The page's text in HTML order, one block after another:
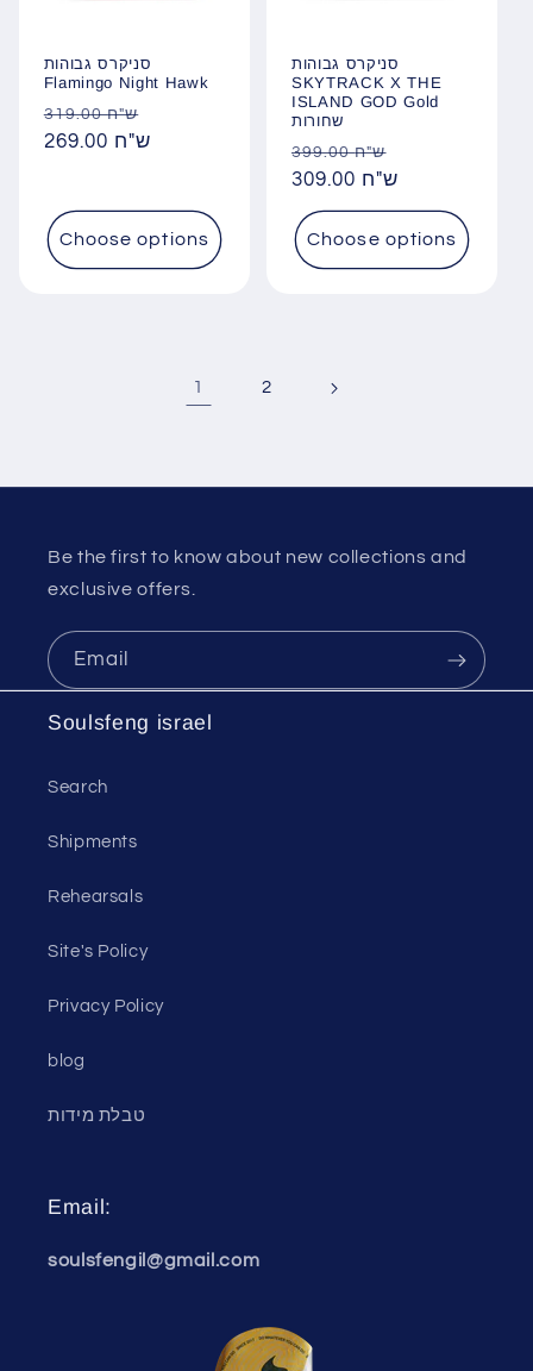
סניקרס גבוהות
Flamingo Night Hawk
Regular
price
319.00 ש"ח
269.00 ש"ח
Choose options
סניקרס גבוהות
SKYTRACK X THE
ISLAND GOD Gold
שחורות
Regular
price
399.00 ש"ח
309.00 ש"ח
Choose options
1 2
Be the first to know about new collections and
exclusive offers.
Email
Soulsfeng israel
Search
Shipments
Rehearsals
Site's Policy
Privacy Policy
blog
טבלת מידות
Email:
soulsfengil@gmail.com